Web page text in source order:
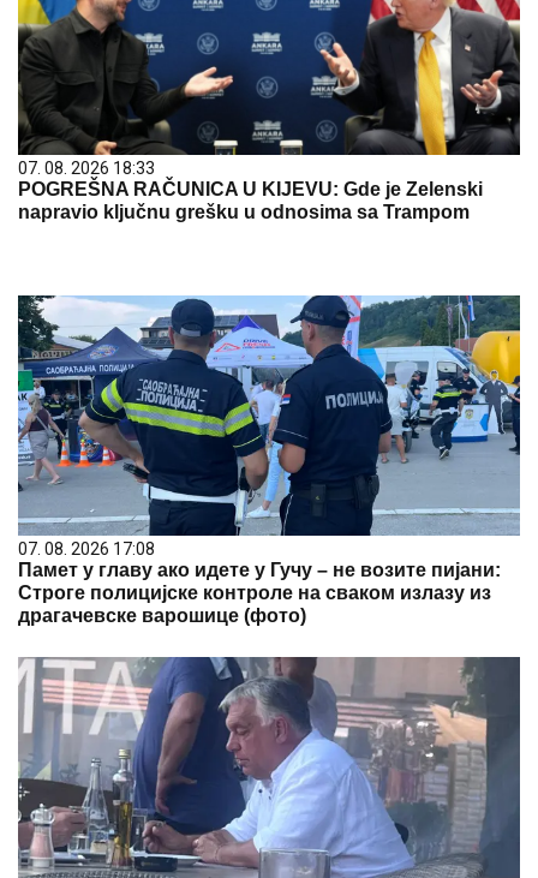
07. 08. 2026 18:33
POGREŠNA RAČUNICA U KIJEVU: Gde je Zelenski
napravio ključnu grešku u odnosima sa Trampom
07. 08. 2026 17:08
Памет у главу ако идете у Гучу – не возите пијани:
Строге полицијске контроле на сваком излазу из
драгачевске варошице (фото)